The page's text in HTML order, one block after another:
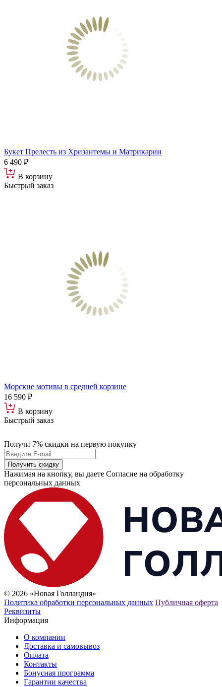
Букет Прелесть из Хризантемы и Матрикарии
6 490 ₽
В корзину
Быстрый заказ
Морские мотивы в средней корзине
16 590 ₽
В корзину
Быстрый заказ
Получи 7% скидки на первую покупку
Получить скидку
Нажимая на кнопку, вы даете Согласие на обработку
персональных данных
© 2026 «Новая Голландия»
Политика обработки персональных данных Публичная оферта
Реквизиты
Информация
О компании
Доставка и самовывоз
Оплата
Контакты
Бонусная программа
Гарантии качества